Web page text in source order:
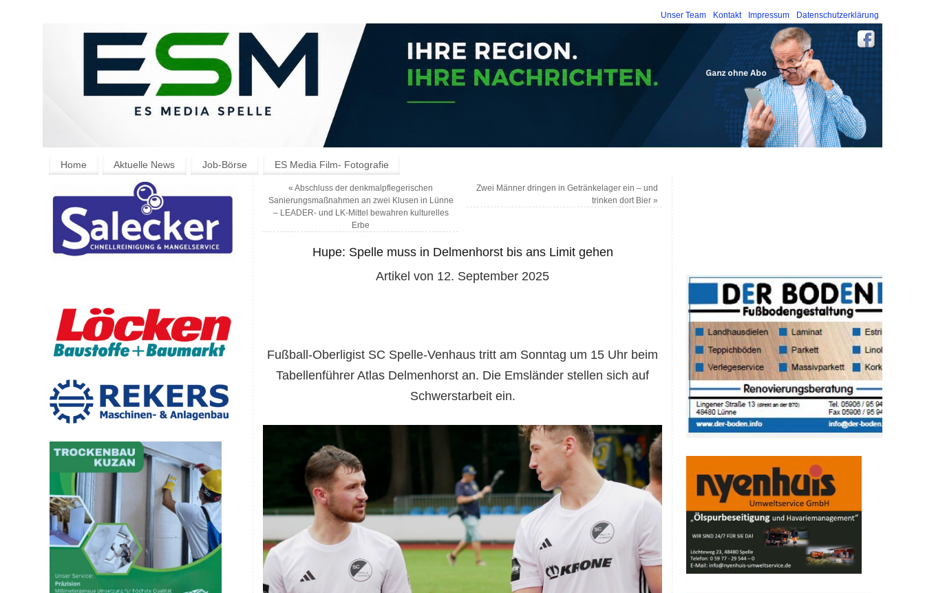
Unser Team Kontakt Impressum Datenschutzerklärung
Home Aktuelle News Job-Börse ES Media Film- Fotografie
« Abschluss der denkmalpflegerischen
Sanierungsmaßnahmen an zwei Klusen in Lünne
– LEADER- und LK-Mittel bewahren kulturelles
Erbe
Zwei Männer dringen in Getränkelager ein – und
trinken dort Bier»
Hupe: Spelle muss in Delmenhorst bis ans Limit gehen
Artikel von 12. September 2025
Fußball-Oberligist SC Spelle-Venhaus tritt am Sonntag um 15 Uhr beim
Tabellenführer Atlas Delmenhorst an. Die Emsländer stellen sich auf
Schwerstarbeit ein.